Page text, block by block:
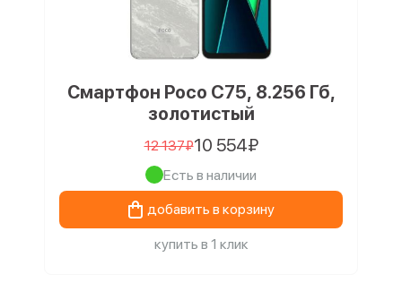
Смартфон Poco C75, 8.256 Гб,
золотистый
12 137₽10 554₽
Есть в наличии
добавить в корзину
купить в 1 клик